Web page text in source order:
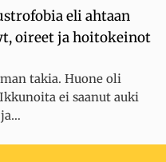
eli ahtaan
oireet ja hoitokeinot
takia. Huone oli
ei saanut auki
ja…